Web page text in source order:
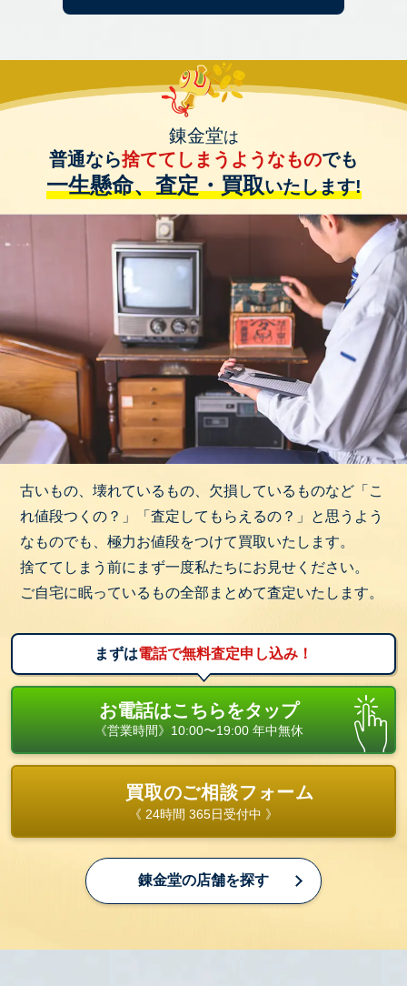
錬金堂は
普通なら捨ててしまうようなものでも
一生懸命、査定・買取いたします!
古いもの、壊れているもの、欠損しているものなど「こ
れ値段つくの？」「査定してもらえるの？」と思うよう
なものでも、極力お値段をつけて買取いたします。
捨ててしまう前にまず一度私たちにお見せください。
ご自宅に眠っているもの全部まとめて査定いたします。
まずは電話で無料査定申し込み！
お電話はこちらをタップ
《営業時間》10:00〜19:00 年中無休
買取のご相談フォーム
《 24時間 365日受付中 》
錬金堂の店舗を探す